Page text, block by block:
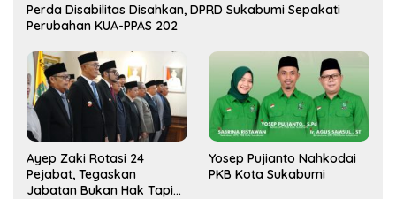
Perda Disabilitas Disahkan, DPRD Sukabumi Sepakati
Perubahan KUA-PPAS 202
Ayep Zaki Rotasi 24
Pejabat, Tegaskan
Jabatan Bukan Hak Tapi
Yosep Pujianto Nahkodai
PKB Kota Sukabumi